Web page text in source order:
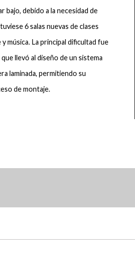
bajo, debido a la necesidad de
6 salas nuevas de clases
música. La principal dificultad fue
llevó al diseño de un sistema
laminada, permitiendo su
de montaje.